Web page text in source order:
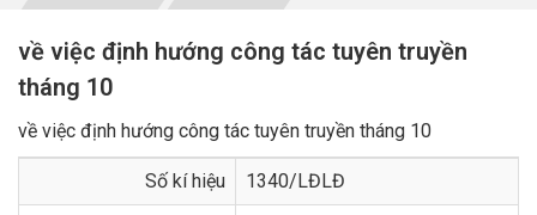
về việc định hướng công tác tuyên truyền
tháng 10
về việc định hướng công tác tuyên truyền tháng 10
Số kí hiệu 1340/LĐLĐ